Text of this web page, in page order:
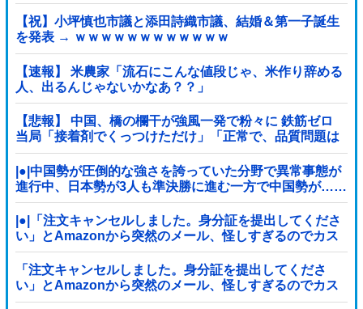
【祝】小坪慎也市議と添田詩織市議、結婚＆第一子誕生
を発表 → ｗｗｗｗｗｗｗｗｗｗｗｗ
【速報】 米農家「流石にこんな値段じゃ、米作り辞める
人、出るんじゃないかなあ？？」
【悲報】 中国、橋の欄干が強風一発で粉々に 鉄筋ゼロ
当局「接着剤でくっつけただけ」「正常で、品質問題は
ない」
|●|中国勢が圧倒的な強さを誇っていた分野で異常事態が
進行中、日本勢が3人も準決勝に進む一方で中国勢が……
|●|「注文キャンセルしました。身分証を提出してくださ
い」とAmazonから突然のメール、怪しすぎるのでカス
タマーに確認したら……
「注文キャンセルしました。身分証を提出してくださ
い」とAmazonから突然のメール、怪しすぎるのでカス
タマーに確認したら……